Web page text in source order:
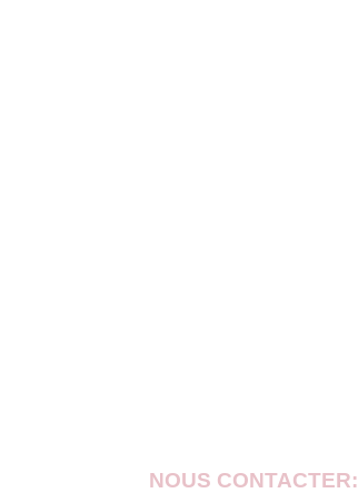
NOUS CONTACTER: